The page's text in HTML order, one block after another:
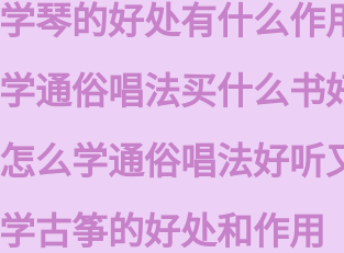
学琴的好处有什么作
学通俗唱法买什么书
怎么学通俗唱法好听
学古筝的好处和作用